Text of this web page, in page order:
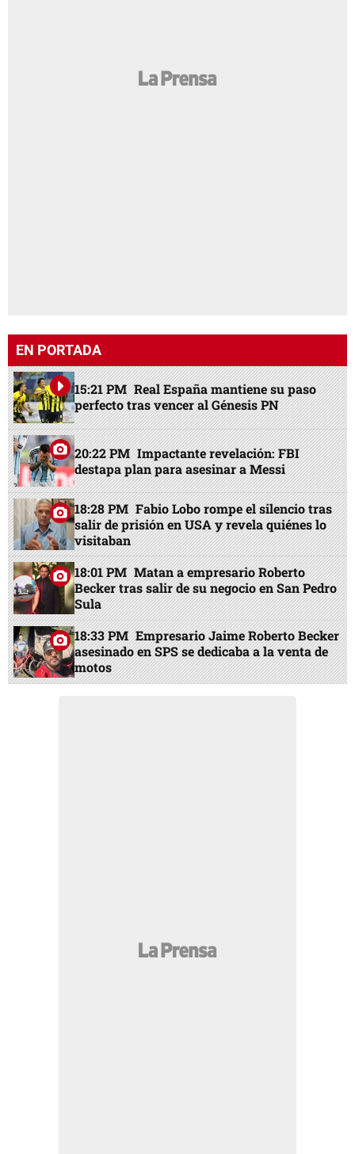
EN PORTADA
15:21 PM Real España mantiene su paso
perfecto tras vencer al Génesis PN
20:22 PM Impactante revelación: FBI
destapa plan para asesinar a Messi
18:28 PM Fabio Lobo rompe el silencio tras
salir de prisión en USA y revela quiénes lo
visitaban
18:01 PM Matan a empresario Roberto
Becker tras salir de su negocio en San Pedro
Sula
18:33 PM Empresario Jaime Roberto Becker
asesinado en SPS se dedicaba a la venta de
motos